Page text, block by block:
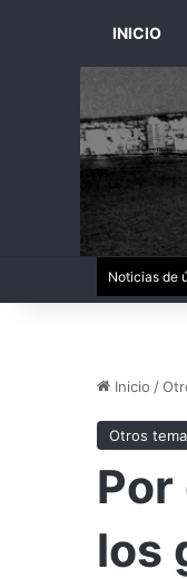
INICIO
Noticias de
Inicio /
Otros
los